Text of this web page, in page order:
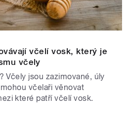
včelí vosk, který je
včely
Včely jsou zazimované, úly
včelaři věnovat
které patří včelí vosk.